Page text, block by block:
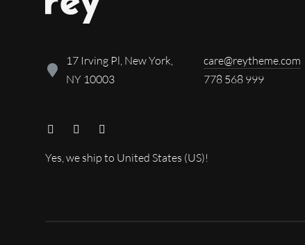
17 Irving Pl, New York,
NY 10003
care@reytheme.com
778 568 999
Yes, we ship to United States (US)!